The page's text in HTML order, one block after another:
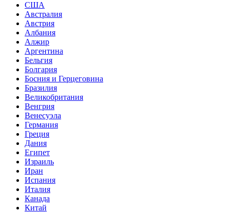
США
Австралия
Австрия
Албания
Алжир
Аргентина
Бельгия
Болгария
Босния и Герцеговина
Бразилия
Великобритания
Венгрия
Венесуэла
Германия
Греция
Дания
Египет
Израиль
Иран
Испания
Италия
Канада
Китай